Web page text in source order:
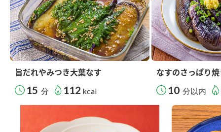
旨だれやみつき大葉なす
15 分 112 kcal
なすのさっぱり
10 分以内